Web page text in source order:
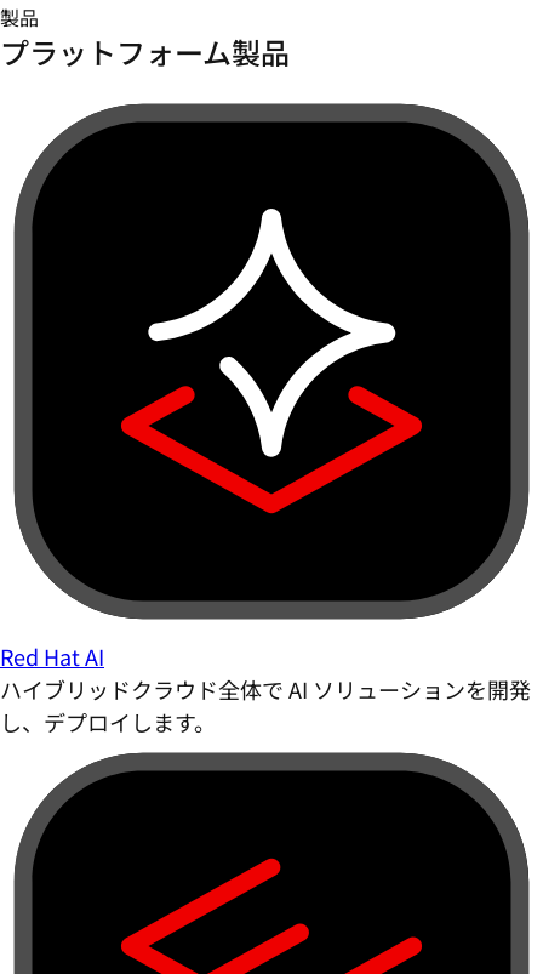
製品
プラットフォーム製品
Red Hat AI
ハイブリッドクラウド全体で AI ソリューションを開発
し、デプロイします。